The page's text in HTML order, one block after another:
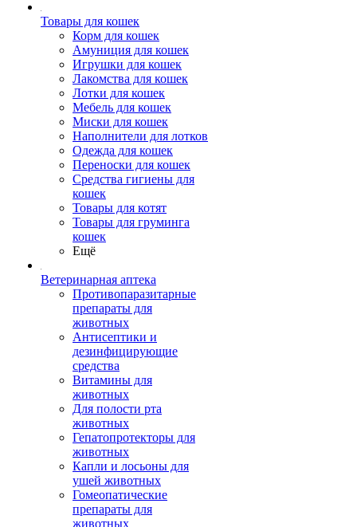
Товары для кошек
Корм для кошек
Амуниция для кошек
Игрушки для кошек
Лакомства для кошек
Лотки для кошек
Мебель для кошек
Миски для кошек
Наполнители для лотков
Одежда для кошек
Переноски для кошек
Средства гигиены для
кошек
Товары для котят
Товары для груминга
кошек
Ещё
Ветеринарная аптека
Противопаразитарные
препараты для
животных
Антисептики и
дезинфицирующие
средства
Витамины для
животных
Для полости рта
животных
Гепатопротекторы для
животных
Капли и лосьоны для
ушей животных
Гомеопатические
препараты для
животных